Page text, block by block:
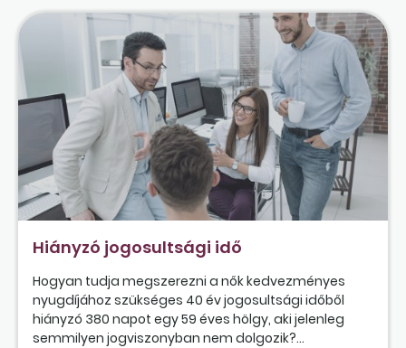
Hiányzó jogosultsági idő
Hogyan tudja megszerezni a nők kedvezményes
nyugdíjához szükséges 40 év jogosultsági időből
hiányzó 380 napot egy 59 éves hölgy, aki jelenleg
semmilyen jogviszonyban nem dolgozik?...